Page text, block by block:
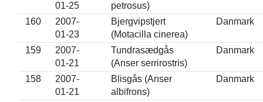
01-25
petrosus)
160
2007-
01-23
Bjergvipstjert
(Motacilla cinerea)
Danmark
159
2007-
01-21
Tundrasædgås
(Anser serrirostris)
Danmark
158
2007-
01-21
Blisgås (Anser
albifrons)
Danmark